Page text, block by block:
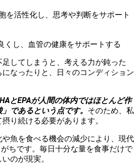
を活性化し、思考や判断をサポート
くし、血管の健康をサポートする
してしまうと、考える力が鈍った
なったりと、日々のコンディション
とEPAが人間の体内ではほとんど作
であるという点です。 そのため、私
り続ける必要があります。
魚を食べる機会の減少により、現代
ちです。毎日十分な量を食事だけで
のが現実。